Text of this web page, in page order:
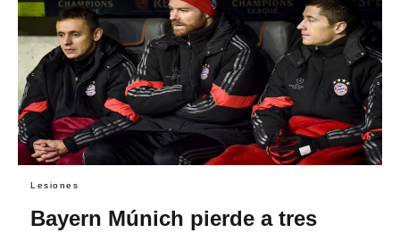
Lesiones
Bayern Múnich pierde a tres